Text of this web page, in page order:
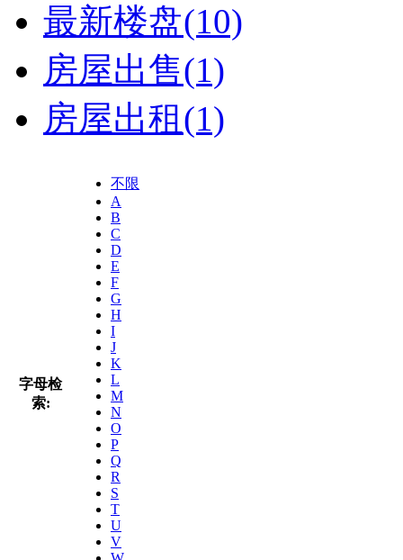
最新楼盘(10)
房屋出售(1)
房屋出租(1)
字母检
索:
不限
A
B
C
D
E
F
G
H
I
J
K
L
M
N
O
P
Q
R
S
T
U
V